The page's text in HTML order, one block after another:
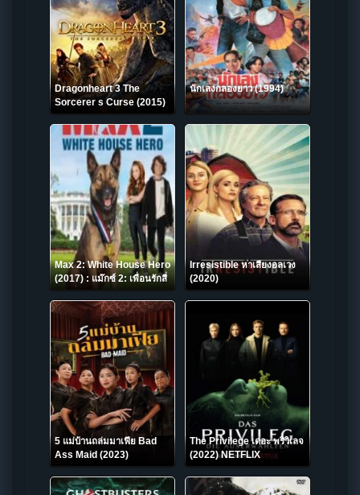
Dragonheart 3 The
Sorcerer s Curse (2015)
ดราก้อนฮาร์ท 3 มังกรไฟผจญ
ภัยล้างคำสาป
นักเลงกลองยาว (1994)
Max 2: White House Hero
(2017) : แม๊กซ์ 2: เพื่อนรักสี่
ขา ฮีโร่แห่งทำเนียบขาว
Irresistible หาเสียงอลเวง
(2020)
5 แม่บ้านถล่มมาเฟีย Bad
Ass Maid (2023)
The Privilege เดอะ พริวิเลจ
(2022) NETFLIX